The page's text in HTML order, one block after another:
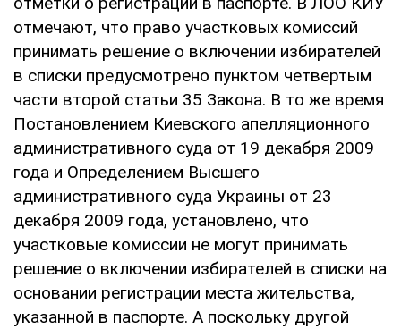
отмечают, что право участковых комиссий
принимать решение о включении избирателей
в списки предусмотрено пунктом четвертым
части второй статьи 35 Закона. В то же время
Постановлением Киевского апелляционного
административного суда от 19 декабря 2009
года и Определением Высшего
административного суда Украины от 23
декабря 2009 года, установлено, что
участковые комиссии не могут принимать
решение о включении избирателей в списки на
основании регистрации места жительства,
указанной в паспорте. А поскольку другой